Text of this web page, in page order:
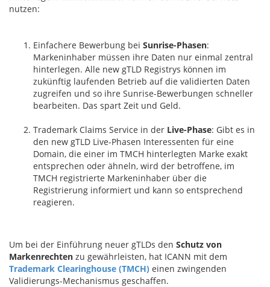
nutzen:
Einfachere Bewerbung bei Sunrise-Phasen:
Markeninhaber müssen ihre Daten nur einmal zentral
hinterlegen. Alle new gTLD Registrys können im
zukünftig laufenden Betrieb auf die validierten Daten
zugreifen und so ihre Sunrise-Bewerbungen schneller
bearbeiten. Das spart Zeit und Geld.
Trademark Claims Service in der Live-Phase: Gibt es in
den new gTLD Live-Phasen Interessenten für eine
Domain, die einer im TMCH hinterlegten Marke exakt
entsprechen oder ähneln, wird der betroffene, im
TMCH registrierte Markeninhaber über die
Registrierung informiert und kann so entsprechend
reagieren.
Um bei der Einführung neuer gTLDs den Schutz von
Markenrechten zu gewährleisten, hat ICANN mit dem
Trademark Clearinghouse (TMCH) einen zwingenden
Validierungs-Mechanismus geschaffen.